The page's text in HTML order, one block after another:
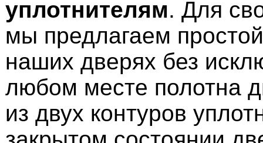
уплотнителям. Для
мы предлагаем
наших дверях без
любом месте полотна
из двух контуров